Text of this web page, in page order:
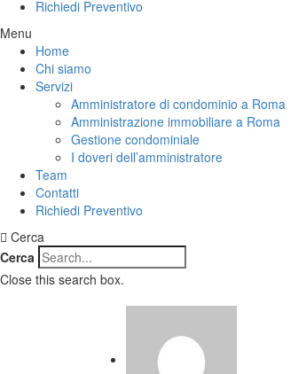
Richiedi Preventivo
Menu
Home
Chi siamo
Servizi
Amministratore di condominio a Roma
Amministrazione immobiliare a Roma
Gestione condominiale
I doveri dell’amministratore
Team
Contatti
Richiedi Preventivo
Cerca
Cerca
Close this search box.